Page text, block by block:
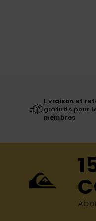
Livraison et
gratuits pour
membres